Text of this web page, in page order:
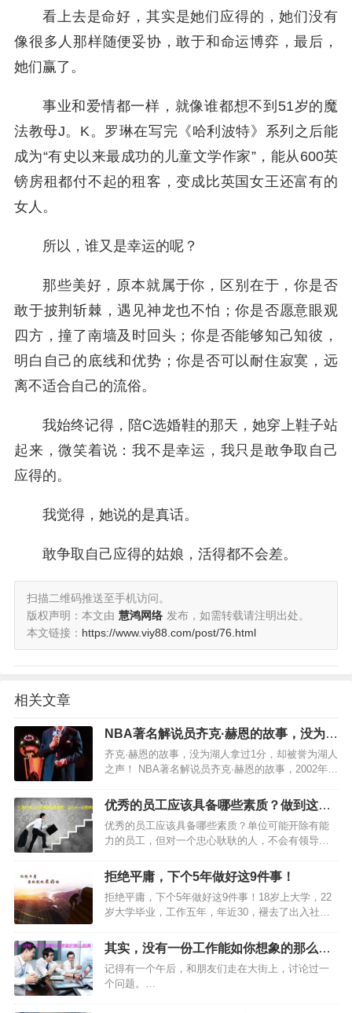
看上去是命好，其实是她们应得的，她们没有
像很多人那样随便妥协，敢于和命运博弈，最后，
她们赢了。
事业和爱情都一样，就像谁都想不到51岁的魔
法教母J。K。罗琳在写完《哈利波特》系列之后能
成为“有史以来最成功的儿童文学作家”，能从600英
镑房租都付不起的租客，变成比英国女王还富有的
女人。
所以，谁又是幸运的呢？
那些美好，原本就属于你，区别在于，你是否
敢于披荆斩棘，遇见神龙也不怕；你是否愿意眼观
四方，撞了南墙及时回头；你是否能够知己知彼，
明白自己的底线和优势；你是否可以耐住寂寞，远
离不适合自己的流俗。
我始终记得，陪C选婚鞋的那天，她穿上鞋子站
起来，微笑着说：我不是幸运，我只是敢争取自己
应得的。
我觉得，她说的是真话。
敢争取自己应得的姑娘，活得都不会差。
扫描二维码推送至手机访问。
版权声明：本文由 慧鸿网络 发布，如需转载请注明出处。
本文链接： https://www.viy88.com/post/76.html
相关文章
NBA著名解说员齐克·赫恩的故事，没为湖
人拿过1分，却被誉为湖人之声！
齐克·赫恩的故事，没为湖人拿过1分，却被誉为湖人
之声！ NBA著名解说员齐克·赫恩的故事，2002年8
分，但战袍却挂在斯台普斯上空，他被称作“湖人之
声…
优秀的员工应该具备哪些素质？做到这五
点你就很优秀了
优秀的员工应该具备哪些素质？单位可能开除有能
力的员工，但对一个忠心耿耿的人，不会有领导愿
战士，而且是最有发展前景的员工。…
拒绝平庸，下个5年做好这9件事！
拒绝平庸，下个5年做好这9件事！18岁上大学，22
岁大学毕业，工作五年，年近30，褪去了出入社会
力，此时的你，正经历人生中又一关键时期。这个
阶段的迷茫，可能…
其实，没有一份工作能如你想象的那么圆
满！
记得有一个午后，和朋友们走在大街上，讨论过一
个问题。…